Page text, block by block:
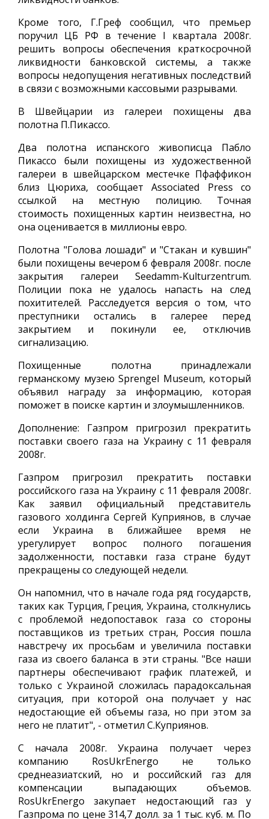
Кроме того, Г.Греф сообщил, что премьер
поручил ЦБ РФ в течение I квартала 2008г.
решить вопросы обеспечения краткосрочной
ликвидности банковской системы, а также
вопросы недопущения негативных последствий
в связи с возможными кассовыми разрывами.
В Швейцарии из галереи похищены два
полотна П.Пикассо.
Два полотна испанского живописца Пабло
Пикассо были похищены из художественной
галереи в швейцарском местечке Пфаффикон
близ Цюриха, сообщает Associated Press со
ссылкой на местную полицию. Точная
стоимость похищенных картин неизвестна, но
она оценивается в миллионы евро.
Полотна "Голова лошади" и "Стакан и кувшин"
были похищены вечером 6 февраля 2008г. после
закрытия галереи Seedamm-Kulturzentrum.
Полиции пока не удалось напасть на след
похитителей. Расследуется версия о том, что
преступники остались в галерее перед
закрытием и покинули ее, отключив
сигнализацию.
Похищенные полотна принадлежали
германскому музею Sprengel Museum, который
объявил награду за информацию, которая
поможет в поиске картин и злоумышленников.
Дополнение: Газпром пригрозил прекратить
поставки своего газа на Украину с 11 февраля
2008г.
Газпром пригрозил прекратить поставки
российского газа на Украину с 11 февраля 2008г.
Как заявил официальный представитель
газового холдинга Сергей Куприянов, в случае
если Украина в ближайшее время не
урегулирует вопрос полного погашения
задолженности, поставки газа стране будут
прекращены со следующей недели.
Он напомнил, что в начале года ряд государств,
таких как Турция, Греция, Украина, столкнулись
с проблемой недопоставок газа со стороны
поставщиков из третьих стран, Россия пошла
навстречу их просьбам и увеличила поставки
газа из своего баланса в эти страны. "Все наши
партнеры обеспечивают график платежей, и
только с Украиной сложилась парадоксальная
ситуация, при которой она получает у нас
недостающие ей объемы газа, но при этом за
него не платит", - отметил С.Куприянов.
С начала 2008г. Украина получает через
компанию RosUkrEnergo не только
среднеазиатский, но и российский газ для
компенсации выпадающих объемов.
RosUkrEnergo закупает недостающий газ у
Газпрома по цене 314,7 долл. за 1 тыс. куб. м. По